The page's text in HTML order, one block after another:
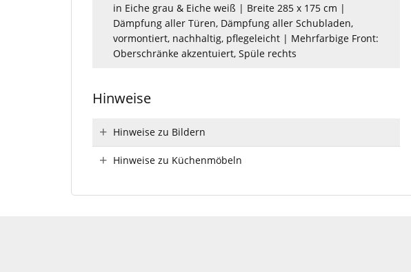
in Eiche grau & Eiche weiß | Breite 285 x 175 cm |
Dämpfung aller Türen, Dämpfung aller Schubladen,
vormontiert, nachhaltig, pflegeleicht | Mehrfarbige Front:
Oberschränke akzentuiert, Spüle rechts
Hinweise
Hinweise zu Bildern
Hinweise zu Küchenmöbeln